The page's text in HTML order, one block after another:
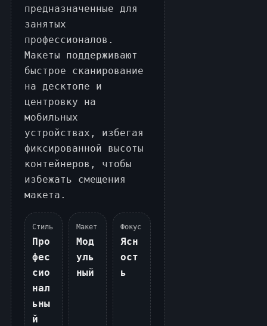
предназначенные для
занятых
профессионалов.
Макеты поддерживают
быстрое сканирование
на десктопе и
центровку на
мобильных
устройствах, избегая
фиксированной высоты
контейнеров, чтобы
избежать смещения
макета.
Стиль
Про
фес
сио
нал
ьны
й
Макет
Мод
уль
ный
Фокус
Ясн
ост
ь